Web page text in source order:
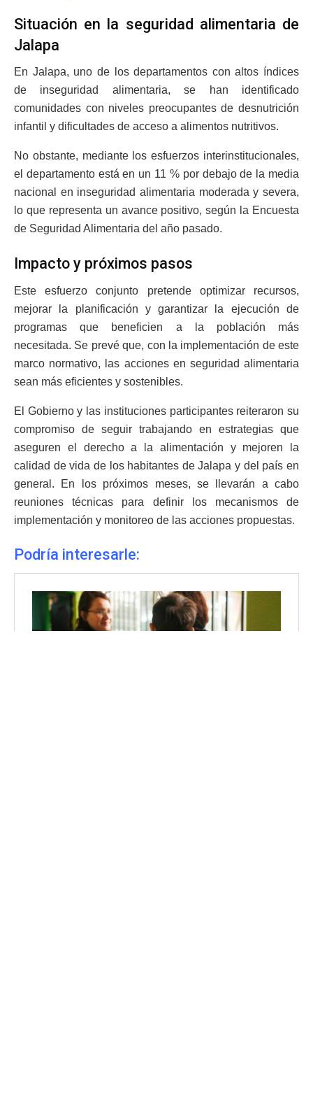
Situación en la seguridad alimentaria de
Jalapa
En Jalapa, uno de los departamentos con altos índices
de inseguridad alimentaria, se han identificado
comunidades con niveles preocupantes de desnutrición
infantil y dificultades de acceso a alimentos nutritivos.
No obstante, mediante los esfuerzos interinstitucionales,
el departamento está en un 11 % por debajo de la media
nacional en inseguridad alimentaria moderada y severa,
lo que representa un avance positivo, según la Encuesta
de Seguridad Alimentaria del año pasado.
Impacto y próximos pasos
Este esfuerzo conjunto pretende optimizar recursos,
mejorar la planificación y garantizar la ejecución de
programas que beneficien a la población más
necesitada. Se prevé que, con la implementación de este
marco normativo, las acciones en seguridad alimentaria
sean más eficientes y sostenibles.
El Gobierno y las instituciones participantes reiteraron su
compromiso de seguir trabajando en estrategias que
aseguren el derecho a la alimentación y mejoren la
calidad de vida de los habitantes de Jalapa y del país en
general. En los próximos meses, se llevarán a cabo
reuniones técnicas para definir los mecanismos de
implementación y monitoreo de las acciones propuestas.
Podría interesarle: